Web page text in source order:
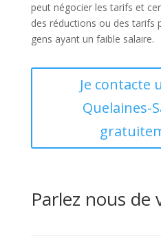
peut négocier les tarifs et
des réductions ou des tarifs
gens ayant un faible salaire.
Je contacte
Quelaines-
Parlez nous